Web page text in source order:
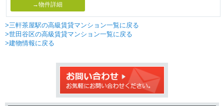
→物件詳細
>三軒茶屋駅の高級賃貸マンション一覧に戻る
>世田谷区の高級賃貸マンション一覧に戻る
>建物情報に戻る